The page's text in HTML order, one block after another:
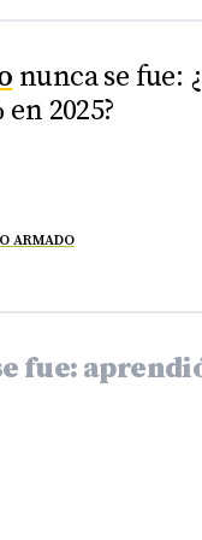
nunca se fue:
2025?
ARMADO
fue: